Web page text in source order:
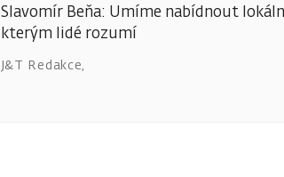
Slavomír Beňa: Umíme nabídnout
kterým lidé rozumí
J&T Redakce,